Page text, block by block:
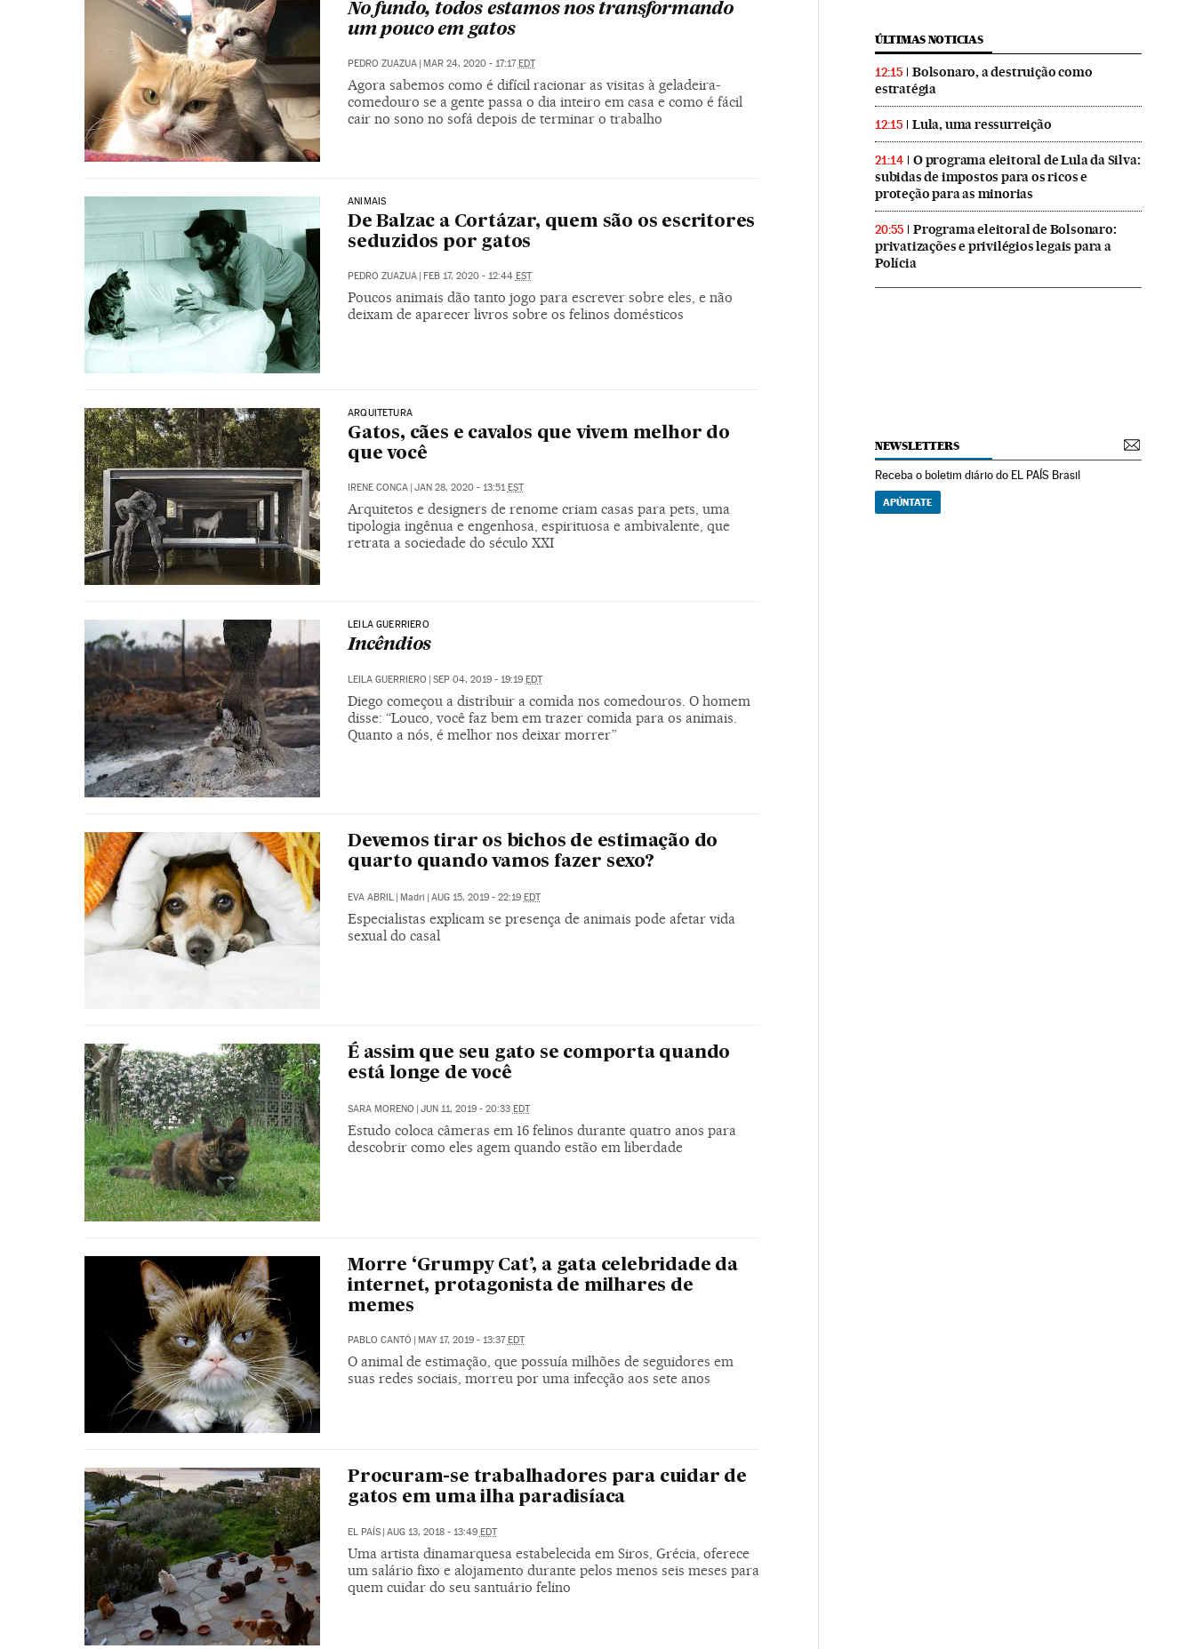
No fundo, todos estamos nos transformando
um pouco em gatos
PEDRO ZUAZUA MAR 24, 2020 - 17:17 EDT
Agora sabemos como é difícil racionar as visitas à geladeira-
comedouro se a gente passa o dia inteiro em casa e como é fácil
cair no sono no sofá depois de terminar o trabalho
ANIMAIS
De Balzac a Cortázar, quem são os escritores
seduzidos por gatos
PEDRO ZUAZUA FEB 17, 2020 - 12:44 EST
Poucos animais dão tanto jogo para escrever sobre eles, e não
deixam de aparecer livros sobre os felinos domésticos
ARQUITETURA
Gatos, cães e cavalos que vivem melhor do
que você
IRENE CONCA | JAN 28, 2020 - 13:51EST
Arquitetos e designers de renome criam casas para pets, uma
tipologia ingênua e engenhosa, espirituosa e ambivalente, que
retrata a sociedade do século XXI
LEILA GUERRIERO
Incêndios
LEILA GUERRIERO SEP 04, 2019 - 19:19 EDT
Diego começou a distribuir a comida nos comedouros. O homem
disse: “Louco, você faz bem em trazer comida para os animais.
Quanto a nós, é melhor nos deixar morrer”
Devemos tirar os bichos de estimação do
quarto quando vamos fazer sexo?
EVA ABRIL | Madri | AUG 15, 2019 - 22:19 EDT
Especialistas explicam se presença de animais pode afetar vida
sexual do casal
É assim que seu gato se comporta quando
está longe de você
SARA MORENO | JUN 11, 2019 - 20:33 EDT
Estudo coloca câmeras em 16 felinos durante quatro anos para
descobrir como eles agem quando estão em liberdade
Morre ‘Grumpy Cat’, a gata celebridade da
internet, protagonista de milhares de
memes
PABLO CANTÓ MAY 17, 2019 - 13:37 EDT
O animal de estimação, que possuía milhões de seguidores em
suas redes sociais, morreu por uma infecção aos sete anos
Procuram-se trabalhadores para cuidar de
gatos em uma ilha paradisíaca
EL PAÍS | AUG 13, 2018 - 13:49 EDT
Uma artista dinamarquesa estabelecida em Siros, Grécia, oferece
um salário fixo e alojamento durante pelos menos seis meses para
quem cuidar do seu santuário felino
ÚLTIMAS NOTICIAS
12:15
Bolsonaro, a destruição como
estratégia
12:15 Lula, uma ressurreição
21:14
O programa eleitoral de Lula da Silva:
subidas de impostos para os ricos e
proteção para as minorias
20:55
Programa eleitoral de Bolsonaro:
privatizações e privilégios legais para a
Polícia
NEWSLETTERS
Receba o boletim diário do EL PAÍS Brasil
APÚNTATE